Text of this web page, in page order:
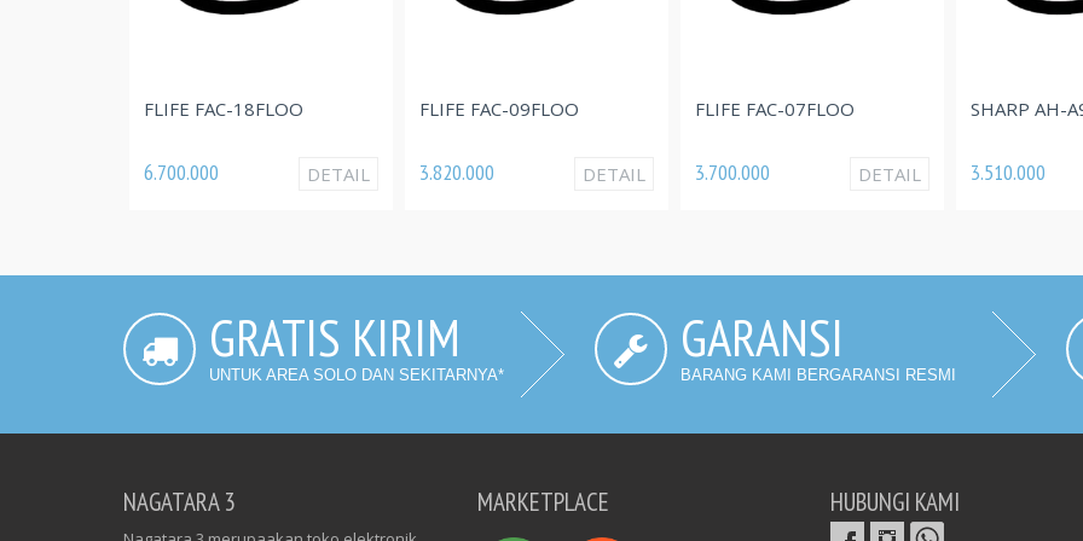
FLIFE FAC-18FLOO
6.700.000 DETAIL
FLIFE FAC-09FLOO
3.820.000 DETAIL
FLIFE FAC-07FLOO
3.700.000 DETAIL
SHARP AH-
3.510.000
GRATIS KIRIM
UNTUK AREA SOLO DAN SEKITARNYA*
GARANSI
BARANG KAMI BERGARANSI RESMI
NAGATARA 3 MARKETPLACE HUBUNGI KAMI